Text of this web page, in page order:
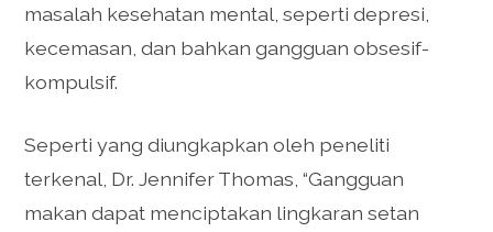
masalah kesehatan mental, seperti depresi,
kecemasan, dan bahkan gangguan obsesif-
kompulsif.
Seperti yang diungkapkan oleh peneliti
terkenal, Dr. Jennifer Thomas, “Gangguan
makan dapat menciptakan lingkaran setan